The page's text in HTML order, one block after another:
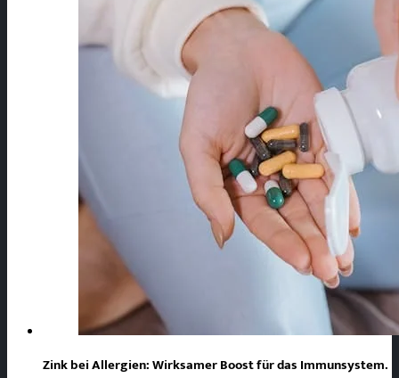
Zink bei Allergien: Wirksamer Boost für das Immunsystem.